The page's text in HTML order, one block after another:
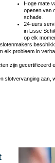
Hoge mate
openen van
schade.
24-uurs
in Lisse
op elk
elk probleem in
zijn gecertificeerd
slotvervanging aan,